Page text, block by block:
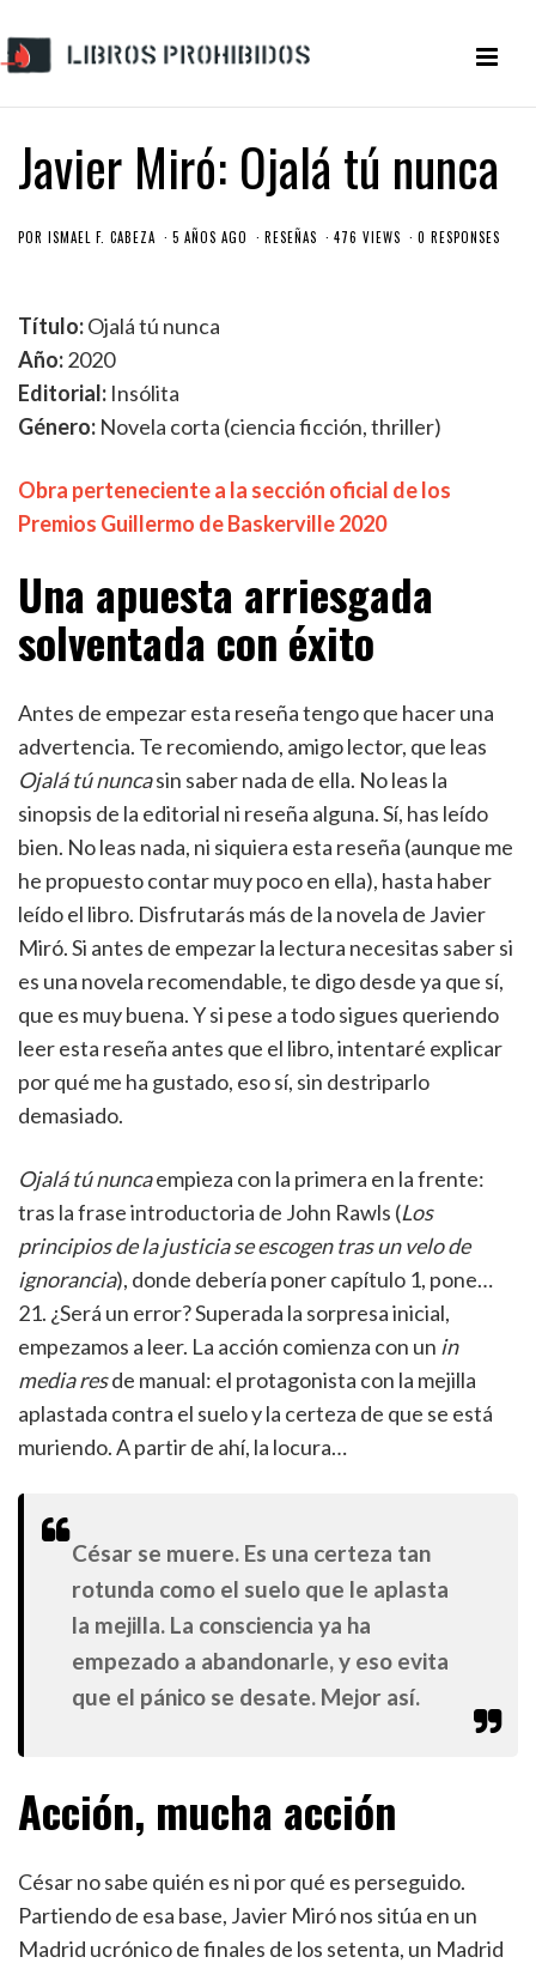
Javier Miró: Ojalá tú nunca
POR ISMAEL F. CABEZA 5 AÑOS AGO RESEÑAS 476 VIEWS 0 RESPONSES
Título:Ojalá tú nunca
Año:2020
Editorial: Insólita
Género: Novela corta (ciencia ficción, thriller)
Obra perteneciente a la sección oficial de los
Premios Guillermo de Baskerville 2020
Una apuesta arriesgada
solventada con éxito
Antes de empezar esta reseña tengo que hacer una
advertencia. Te recomiendo, amigo lector, que leas
Ojalá tú nuncasin saber nada de ella. No leas la
sinopsis de la editorial ni reseña alguna. Sí, has leído
bien. No leas nada, ni siquiera esta reseña (aunque me
he propuesto contar muy poco en ella), hasta haber
leído el libro. Disfrutarás más de la novela de Javier
Miró. Si antes de empezar la lectura necesitas saber si
es una novela recomendable, te digo desde ya que sí,
que es muy buena. Y si pese a todo sigues queriendo
leer esta reseña antes que el libro, intentaré explicar
por qué me ha gustado, eso sí, sin destriparlo
demasiado.
Ojalá tú nuncaempieza con la primera en la frente:
tras la frase introductoria de John Rawls (Los
principios de la justicia se escogen tras un velo de
ignorancia), donde debería poner capítulo 1, pone…
21. ¿Será un error? Superada la sorpresa inicial,
empezamos a leer. La acción comienza con un in
media resde manual: el protagonista con la mejilla
aplastada contra el suelo y la certeza de que se está
muriendo. A partir de ahí, la locura…
César se muere. Es una certeza tan
rotunda como el suelo que le aplasta
la mejilla. La consciencia ya ha
empezado a abandonarle, y eso evita
que el pánico se desate. Mejor así.
Acción, mucha acción
César no sabe quién es ni por qué es perseguido.
Partiendo de esa base, Javier Miró nos sitúa en un
Madrid ucrónico de finales de los setenta, un Madrid